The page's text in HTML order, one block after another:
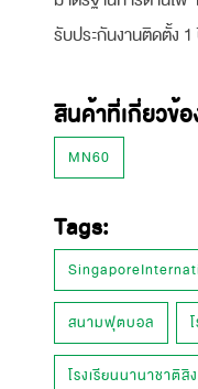
รับประกันงานติดตั้ง
สินค้าที่เกี่ยวข้อ
MN60
Tags:
สนามฟุตบอล
โรงเรียนนานาชาติ